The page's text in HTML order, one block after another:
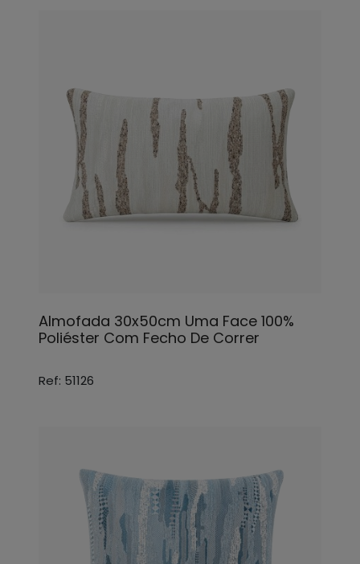
Almofada 30x50cm Uma Face 100%
Poliéster Com Fecho De Correr
Ref: 51126